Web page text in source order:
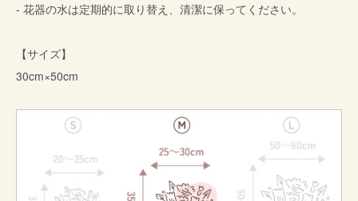
- 花器の水は定期的に取り替え、清潔に保ってください。
【サイズ】
30cm×50cm